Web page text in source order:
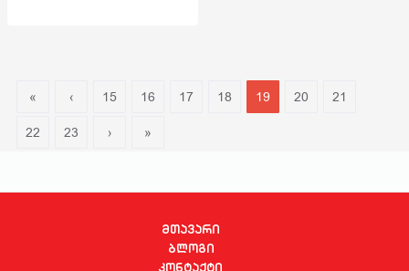
« ‹ 15 16 17 18 19 20 21
22 23 › »
მთავარი
ბლოგი